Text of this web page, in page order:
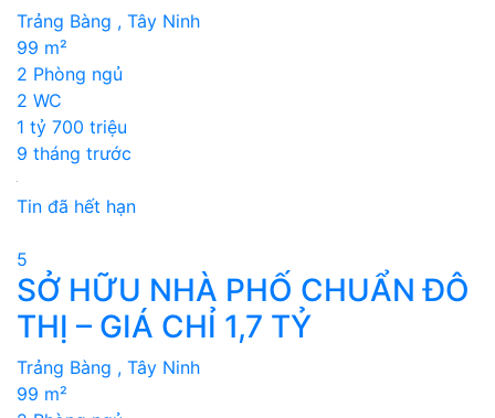
Trảng Bàng , Tây Ninh
99 m²
2 Phòng ngủ
2 WC
1 tỷ 700 triệu
9 tháng trước
Tin đã hết hạn
5
SỞ HỮU NHÀ PHỐ CHUẨN ĐÔ
THỊ – GIÁ CHỈ 1,7 TỶ
Trảng Bàng , Tây Ninh
99 m²